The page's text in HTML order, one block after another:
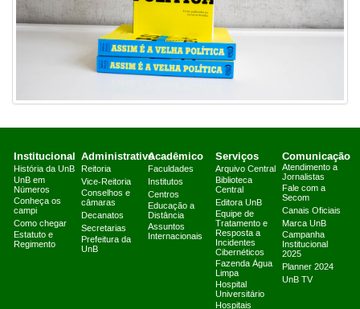
Institucional
História da UnB
UnB em
Números
Conheça os
campi
Como chegar
Estatuto e
Regimento
Administrativo
Reitoria
Vice-Reitoria
Conselhos e
câmaras
Decanatos
Secretarias
Prefeitura da
UnB
Acadêmico
Faculdades
Institutos
Centros
Educação a
Distância
Assuntos
Internacionais
Serviços
Arquivo Central
Biblioteca
Central
Editora UnB
Equipe de
Tratamento e
Resposta a
Incidentes
Cibernéticos
Fazenda Água
Limpa
Hospital
Universitário
Hospitais
Comunicação
Atendimento a
Jornalistas
Fale com a
Secom
Canais Oficiais
Marca UnB
Campanha
Institucional
2025
Planner 2024
UnB TV